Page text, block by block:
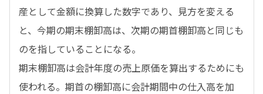
産として金額に換算した数字であり、見方を変える
と、今期の期末棚卸高は、次期の期首棚卸高と同じも
のを指していることになる。
期末棚卸高は会計年度の売上原価を算出するためにも
使われる。期首の棚卸高に会計期間中の仕入高を加